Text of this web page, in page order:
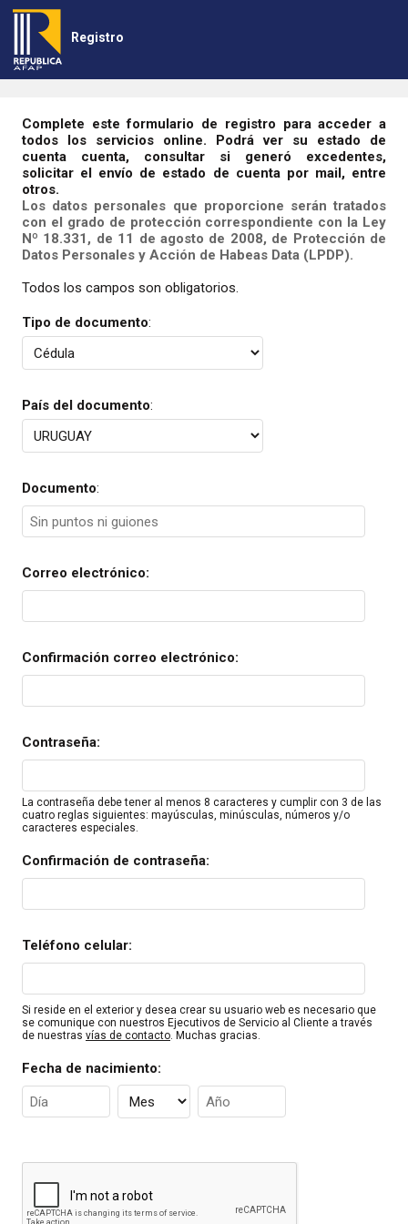
Registro
Complete este formulario de registro para acceder a
todos los servicios online. Podrá ver su estado de
cuenta cuenta, consultar si generó excedentes,
solicitar el envío de estado de cuenta por mail, entre
otros.
Los datos personales que proporcione serán tratados
con el grado de protección correspondiente con la Ley
Nº 18.331, de 11 de agosto de 2008, de Protección de
Datos Personales y Acción de Habeas Data (LPDP).
Todos los campos son obligatorios.
Tipo de documento:
País del documento:
Documento:
Correo electrónico:
Confirmación correo electrónico:
Contraseña:
La contraseña debe tener al menos 8 caracteres y cumplir con 3 de las
cuatro reglas siguientes: mayúsculas, minúsculas, números y/o
caracteres especiales.
Confirmación de contraseña:
Teléfono celular:
Si reside en el exterior y desea crear su usuario web es necesario que
se comunique con nuestros Ejecutivos de Servicio al Cliente a través
de nuestras vías de contacto. Muchas gracias.
Fecha de nacimiento: